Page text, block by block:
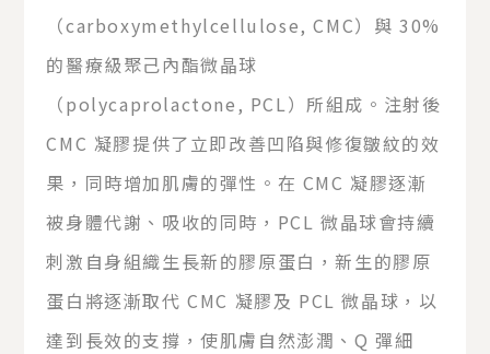
（carboxymethylcellulose, CMC）與 30%
的醫療級聚己內酯微晶球
（polycaprolactone, PCL）所組成。注射後
CMC 凝膠提供了立即改善凹陷與修復皺紋的效
果，同時增加肌膚的彈性。在 CMC 凝膠逐漸
被身體代謝、吸收的同時，PCL 微晶球會持續
刺激自身組織生長新的膠原蛋白，新生的膠原
蛋白將逐漸取代 CMC 凝膠及 PCL 微晶球，以
達到長效的支撐，使肌膚自然澎潤、Q 彈細